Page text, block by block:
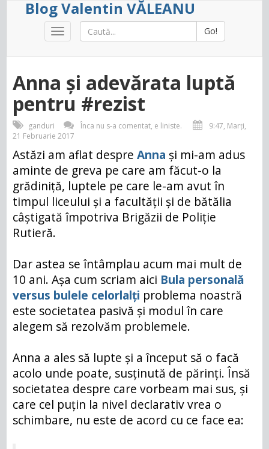
Blog Valentin VĂLEANU
Toggle
Go!
Anna și adevărata luptă
pentru #rezist
ganduri Înca nu s-a comentat, e liniste.
9:47, Marți,
21 Februarie 2017
Astăzi am aflat despreAnna și mi-am adus
aminte de greva pe care am făcut-o la
grădiniță, luptele pe care le-am avut în
timpul liceului și a facultății și de bătălia
câștigată împotriva Brigăzii de Poliție
Rutieră.
Dar astea se întâmplau acum mai mult de
10 ani. Așa cum scriam aici Bula personală
versus bulele celorlalți problema noastră
este societatea pasivă și modul în care
alegem să rezolvăm problemele.
Anna a ales să lupte și a început să o facă
acolo unde poate, susținută de părinți. Însă
societatea despre care vorbeam mai sus, și
care cel puțin la nivel declarativ vrea o
schimbare, nu este de acord cu ce face ea: